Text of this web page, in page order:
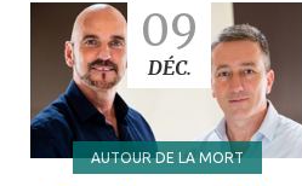
mes
favoris
AUTOUR DE LA MORT
09
DÉC.